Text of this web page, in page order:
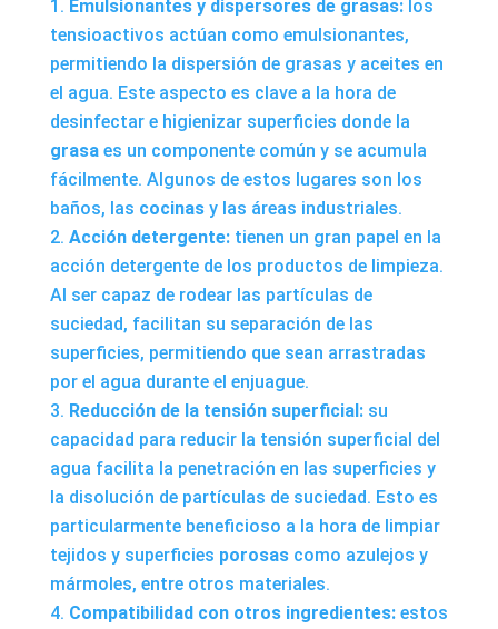
Emulsionantes y dispersores de grasas:los
tensioactivos actúan como emulsionantes,
permitiendo la dispersión de grasas y aceites en
el agua. Este aspecto es clave a la hora de
desinfectar e higienizar superficies donde la
grasaes un componente común y se acumula
fácilmente. Algunos de estos lugares son los
baños, las cocinasy las áreas industriales.
Acción detergente:tienen un gran papel en la
acción detergente de los productos de limpieza.
Al ser capaz de rodear las partículas de
suciedad, facilitan su separación de las
superficies, permitiendo que sean arrastradas
por el agua durante el enjuague.
Reducción de la tensión superficial:su
capacidad para reducir la tensión superficial del
agua facilita la penetración en las superficies y
la disolución de partículas de suciedad. Esto es
particularmente beneficioso a la hora de limpiar
tejidos y superficies porosascomo azulejos y
mármoles, entre otros materiales.
Compatibilidad con otros ingredientes:estos